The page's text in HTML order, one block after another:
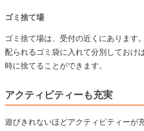
ゴミ捨て場
ゴミ捨て場は、受付の近くにあります
配られるゴミ袋に入れて分別しておけ
時に捨てることができます。
アクティビティーも充実
遊びきれないほどアクティビティーが